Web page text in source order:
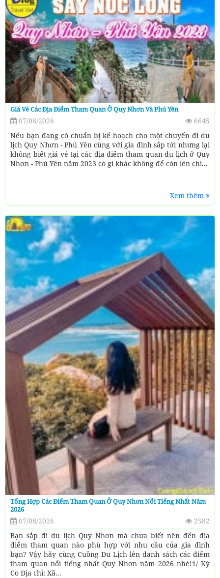
Giá Vé Các Địa Điểm Tham Quan Ở Quy Nhơn Và Phú Yên
07/08/2026
6645
Nếu bạn đang có chuẩn bị kế hoạch cho một chuyến đi du
lịch Quy Nhơn - Phú Yên cùng với gia đình sắp tới nhưng lại
không biết giá vé tại các địa điểm tham quan du lịch ở Quy
Nhơn - Phú Yên năm 2023 có gì khác không để còn lên chi...
Xem thêm
Tổng Hợp Các Điểm Tham Quan Ở Quy Nhơn Nổi Tiếng Nhất Năm
2026
07/08/2026
2582
Bạn sắp đi du lịch Quy Nhơn mà chưa biết nên đến địa
điểm tham quan nào phù hợp với nhu cầu của gia đình
bạn? Vậy hãy cùng Cuồng Du Lịch lên danh sách các điểm
tham quan nổi tiếng nhất Quy Nhơn năm 2026 nhé!1/ Kỳ
Co Địa chỉ: Xã...